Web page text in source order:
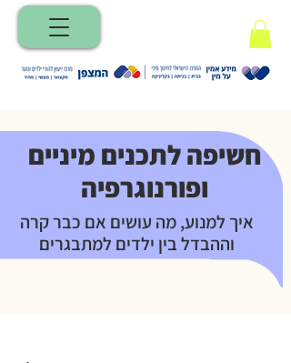
חשיפה לתכנים מיניים
ופורנוגרפיה
איך למנוע, מה עושים אם כבר קרה
וההבדל בין ילדים למתבגרים